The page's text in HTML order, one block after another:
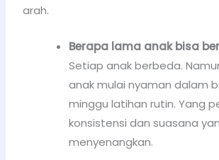
arah.
Berapa lama anak bisa
Setiap anak berbeda.
anak mulai nyaman dalam
minggu latihan rutin. Yang
konsistensi dan suasana
menyenangkan.